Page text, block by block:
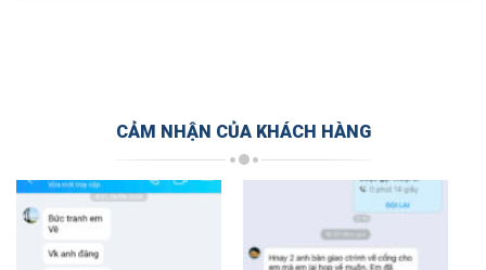
CẢM NHẬN CỦA KHÁCH HÀNG